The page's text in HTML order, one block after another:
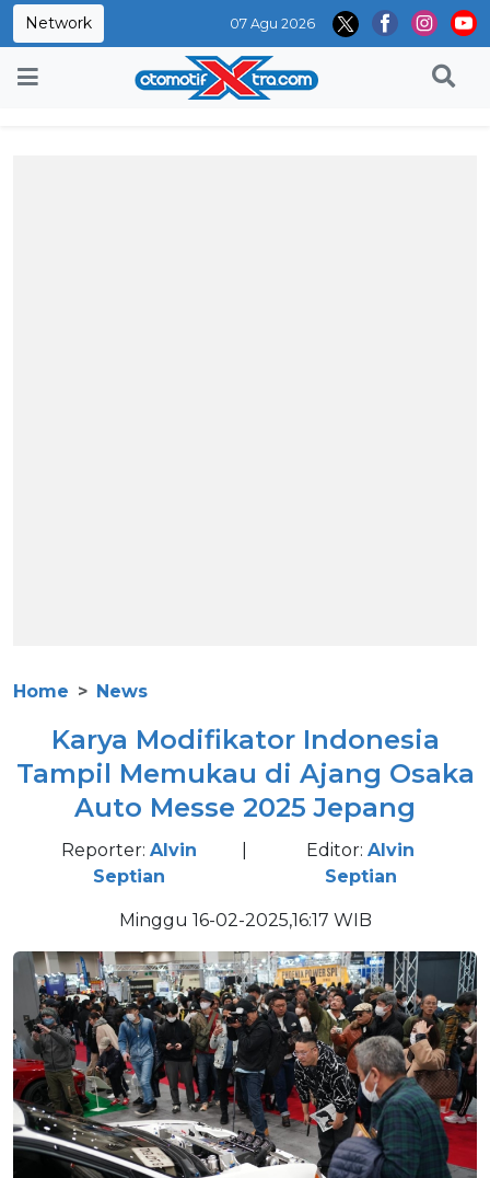
Network 07 Agu 2026
Home News
Karya Modifikator Indonesia
Tampil Memukau di Ajang Osaka
Auto Messe 2025 Jepang
Reporter: Alvin
Septian
Editor:Alvin
Septian
Minggu 16-02-2025,16:17 WIB